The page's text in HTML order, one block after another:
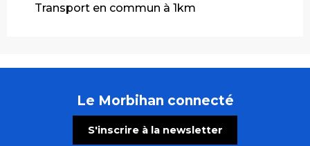
Transport en commun à 1km
Le Morbihan connecté
S'inscrire à la newsletter